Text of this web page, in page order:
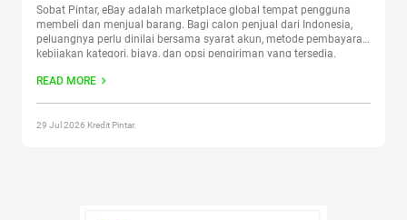
Sobat Pintar, eBay adalah marketplace global tempat pengguna
membeli dan menjual barang. Bagi calon penjual dari Indonesia,
peluangnya perlu dinilai bersama syarat akun, metode pembayaran,
kebijakan kategori, biaya, dan opsi pengiriman yang tersedia.
menjamin tambahan pendapatan. Artikel ini membahas cara kerja
READ MORE
29 Jul 2026 Kredit Pintar.